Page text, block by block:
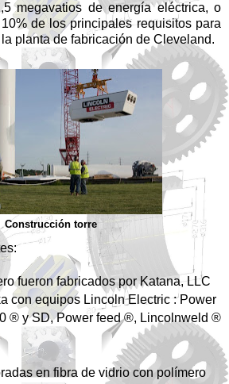
megavatios de energía eléctrica, o
de los principales requisitos para
planta de fabricación de Cleveland.
Construcción torre
fueron fabricados por Katana, LLC
con equipos Lincoln Electric : Power
® y SD, Power feed ®, Lincolnweld ®
en fibra de vidrio con polímero